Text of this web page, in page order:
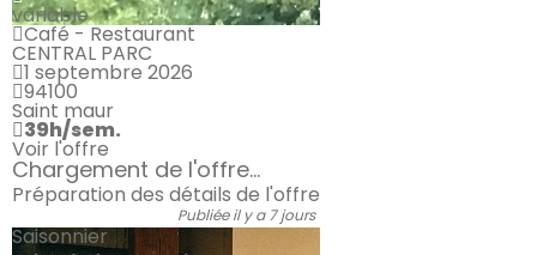
variable
Café - Restaurant
CENTRAL PARC
1 septembre 2026
94100
Saint maur
39h/sem.
Voir l'offre
Chargement de l'offre...
Préparation des détails de l'offre
Publiée il y a 7 jours
Saisonnier